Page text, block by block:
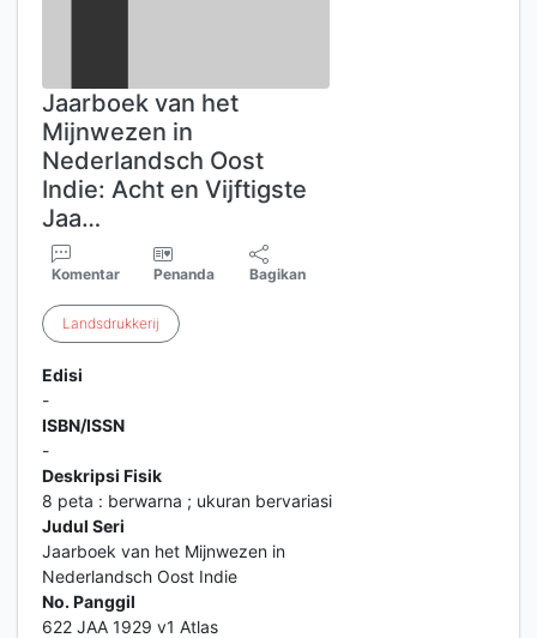
Jaarboek van het
Mijnwezen in
Nederlandsch Oost
Indie: Acht en Vijftigste
Jaa…
Komentar Penanda Bagikan
Landsdrukkerij
Edisi
-
ISBN/ISSN
-
Deskripsi Fisik
8 peta : berwarna ; ukuran bervariasi
Judul Seri
Jaarboek van het Mijnwezen in
Nederlandsch Oost Indie
No. Panggil
622 JAA 1929 v1 Atlas